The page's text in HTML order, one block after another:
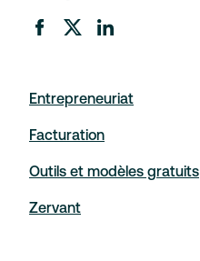
Entrepreneuriat
Facturation
Outils et modèles gratuits
Zervant